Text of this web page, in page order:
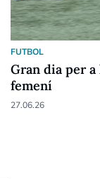
FUTBOL
Gran dia per
femení
27.06.26